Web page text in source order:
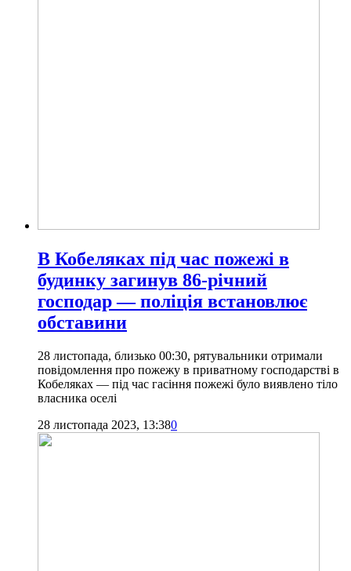
В Кобеляках під час пожежі в
будинку загинув 86-річний
господар — поліція встановлює
обставини
28 листопада, близько 00:30, рятувальники отримали
повідомлення про пожежу в приватному господарстві в
Кобеляках — під час гасіння пожежі було виявлено тіло
власника оселі
28 листопада 2023, 13:380